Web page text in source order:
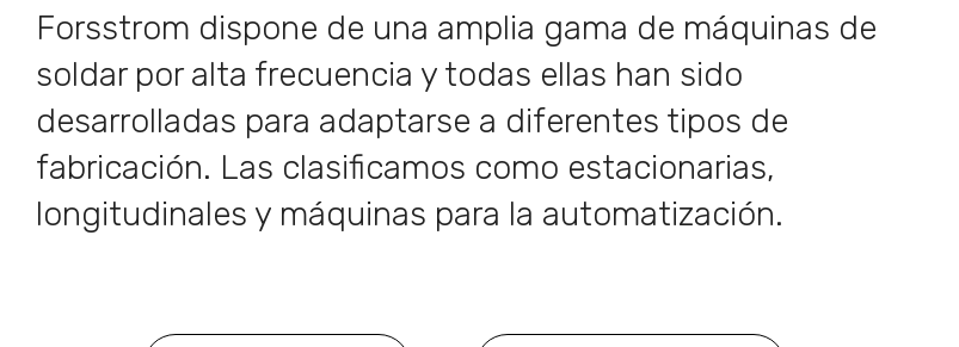
Forsstrom dispone de una amplia gama de máquinas de
soldar por alta frecuencia y todas ellas han sido
desarrolladas para adaptarse a diferentes tipos de
fabricación. Las clasificamos como estacionarias,
longitudinales y máquinas para la automatización.